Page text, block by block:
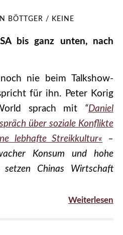
BÖTTGER /
KEINE
bis ganz unten, nach
nie beim Talkshow-
für ihn. Peter Korig
sprach mit “Daniel
über soziale Konflikte
lebhafte Streikkultur« –
Konsum und hohe
setzen Chinas Wirtschaft
Weiterlesen